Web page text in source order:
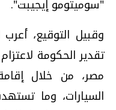
"سوميتومو إيجيبت".
وقبيل التوقيع،
تقدير الحكومة
مصر، من خلال
السيارات، وما